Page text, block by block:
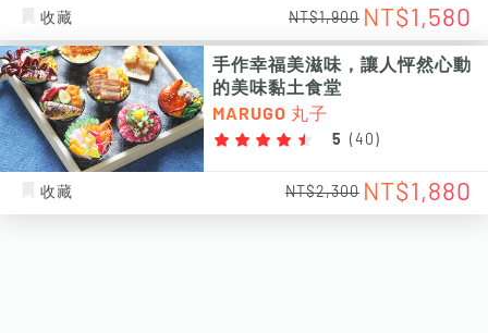
收藏 NT$1,900 NT$1,580
手作幸福美滋味，讓人怦然心動
的美味黏土食堂
MARUGO 丸子
5 ( 40 )
收藏 NT$2,300 NT$1,880